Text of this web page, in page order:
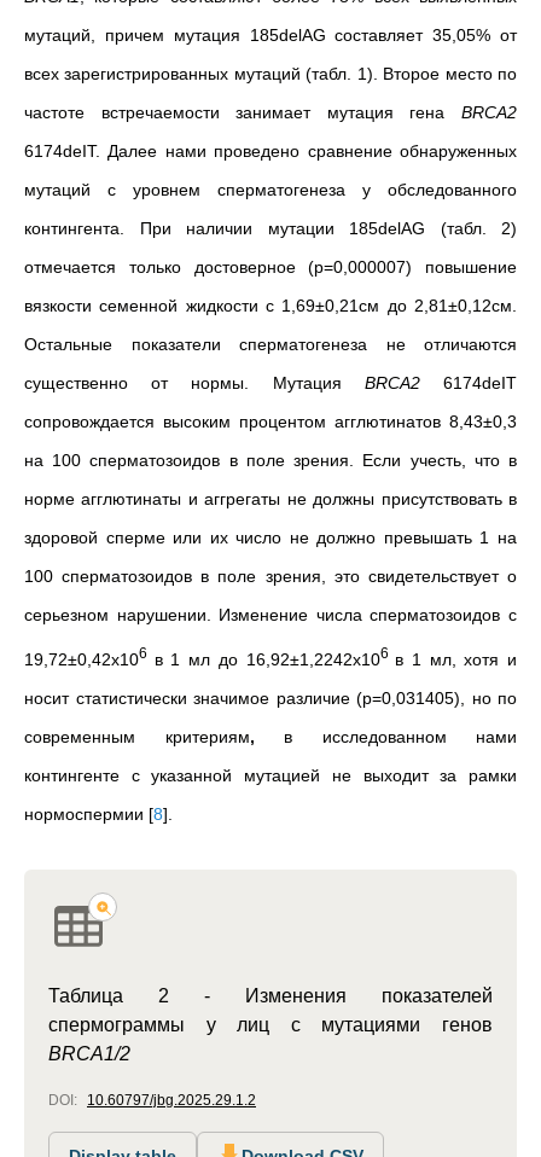
мутаций, причем мутация 185delAG составляет 35,05% от
всех зарегистрированных мутаций (табл. 1). Второе место по
частоте встречаемости занимает мутация гена BRCA2
6174deIT. Далее нами проведено сравнение обнаруженных
мутаций с уровнем сперматогенеза у обследованного
контингента. При наличии мутации 185delAG (табл. 2)
отмечается только достоверное (p=0,000007)
повышение
вязкости семенной жидкости с 1,69±0,21см до 2,81±0,12см.
Остальные показатели сперматогенеза не отличаются
существенно от нормы. Мутация BRCA26174deIT
сопровождается высоким процентом агглютинатов 8,43±0,3
на 100 сперматозоидов в поле зрения. Если учесть, что в
норме агглютинаты и аггрегаты не должны присутствовать в
здоровой сперме или их число не должно превышать 1 на
100 сперматозоидов в поле зрения, это свидетельствует о
серьезном нарушении. Изменение числа сперматозоидов с
19,72±0,42х106 в 1 мл до 16,92±1,2242х106 в 1 мл, хотя и
носит статистически значимое различие (p=0,031405), но по
современным критериям, в исследованном нами
контингенте с указанной мутацией не выходит за рамки
нормоспермии [8]
Таблица 2 -
Изменения показателей
спермограммы у лиц с мутациями генов
BRCA1/2
DOI: 10.60797/jbg.2025.29.1.2